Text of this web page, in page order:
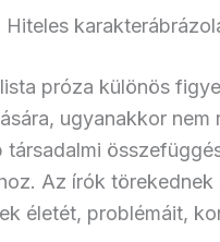
Hiteles
próza különös
ugyanakkor
társadalmi
Az írók
életét, problémáit,